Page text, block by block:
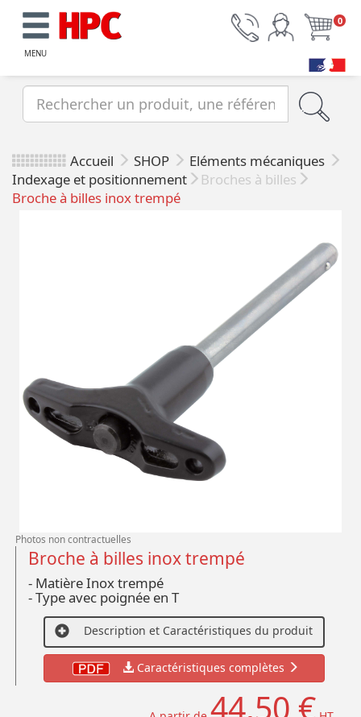
MENU
0
Accueil SHOP
Eléments mécaniques
Indexage et positionnement
Broches à billes
Broche à billes inox trempé
Photos non contractuelles
Broche à billes inox trempé
- Matière Inox trempé
- Type avec poignée en T
Description et Caractéristiques du produit
Caractéristiques complètes
44,50 €